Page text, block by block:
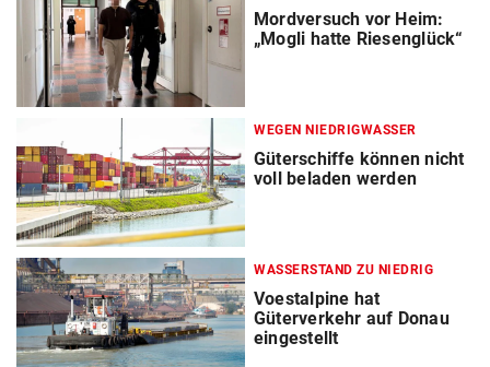
Mordversuch vor Heim:
„Mogli hatte Riesenglück“
WEGEN NIEDRIGWASSER
Güterschiffe können nicht
voll beladen werden
WASSERSTAND ZU NIEDRIG
Voestalpine hat
Güterverkehr auf Donau
eingestellt